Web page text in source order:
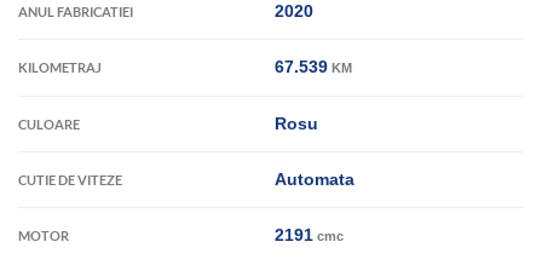
ANUL FABRICATIEI 2020
KILOMETRAJ 67.539 KM
CULOARE Rosu
CUTIE DE VITEZE Automata
MOTOR 2191 cmc